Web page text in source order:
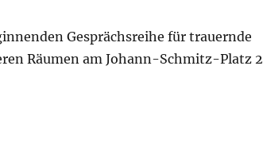
Gesprächsreihe für trauernde
Räumen am Johann-Schmitz-Platz 2